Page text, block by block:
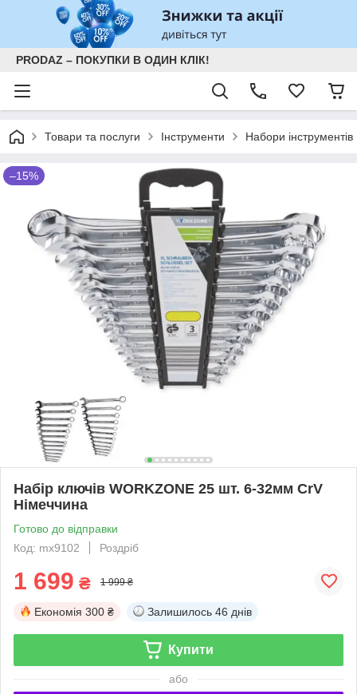
PRODAZ – ПОКУПКИ В ОДИН КЛІК!
Товари та послуги Інструменти Набори інструментів
–15%
Набір ключів WORKZONE 25 шт. 6-32мм CrV
Німеччина
Готово до відправки
Код: mx9102
Роздріб
1 699 ₴ 1 999 ₴
Економія 300 ₴ Залишилось 46 днів
Купити
або